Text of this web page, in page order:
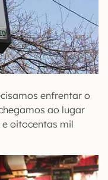
enfrentar o
ao lugar
e oitocentas mil